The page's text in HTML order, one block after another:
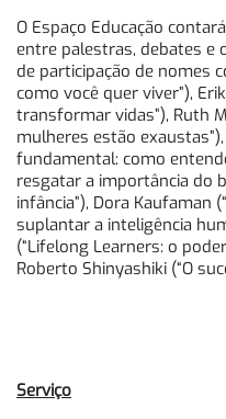
O Espaço Educação
entre palestras, debates e
de participação de nomes
como você quer viver”),
transformar vidas”), Ruth
mulheres estão
fundamental: como
resgatar a importância do
infância”), Dora Kaufaman
suplantar a inteligência
(“Lifelong Learners: o
Roberto Shinyashiki (“O
Serviço